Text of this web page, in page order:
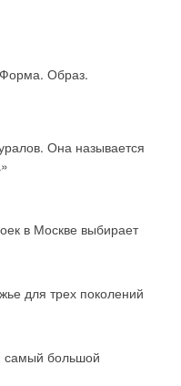
Образ.
Она называется
в Москве выбирает
для трех поколений
самый большой